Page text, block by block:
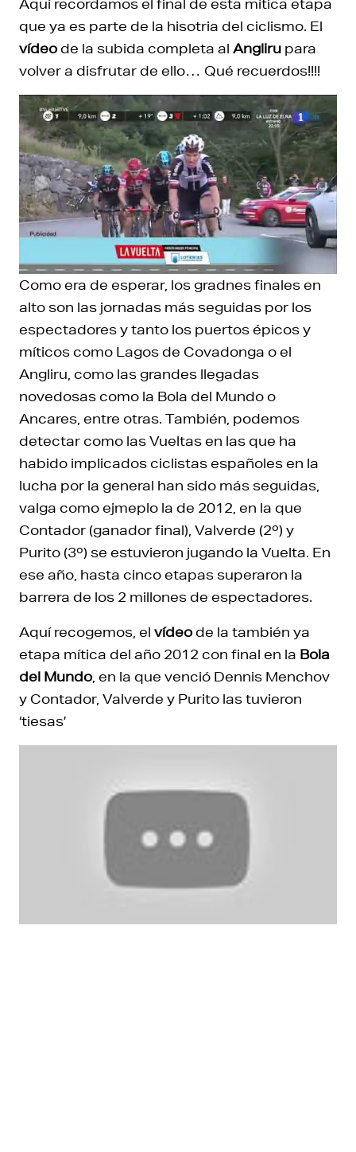
Aquí recordamos el final de esta mítica etapa
que ya es parte de la hisotria del ciclismo. El
vídeode la subida completa al Angliru para
volver a disfrutar de ello… Qué recuerdos!!!!
Como era de esperar, los gradnes finales en
alto son las jornadas más seguidas por los
espectadores y tanto los puertos épicos y
míticos como Lagos de Covadonga o el
Angliru, como las grandes llegadas
novedosas como la Bola del Mundo o
Ancares, entre otras. También, podemos
detectar como las Vueltas en las que ha
habido implicados ciclistas españoles en la
lucha por la general han sido más seguidas,
valga como ejmeplo la de 2012, en la que
Contador (ganador final), Valverde (2º) y
Purito (3º) se estuvieron jugando la Vuelta. En
ese año, hasta cinco etapas superaron la
barrera de los 2 millones de espectadores.
Aquí recogemos, el vídeode la también ya
etapa mítica del año 2012 con final en la Bola
del Mundo, en la que venció Dennis Menchov
y Contador, Valverde y Purito las tuvieron
‘tiesas’